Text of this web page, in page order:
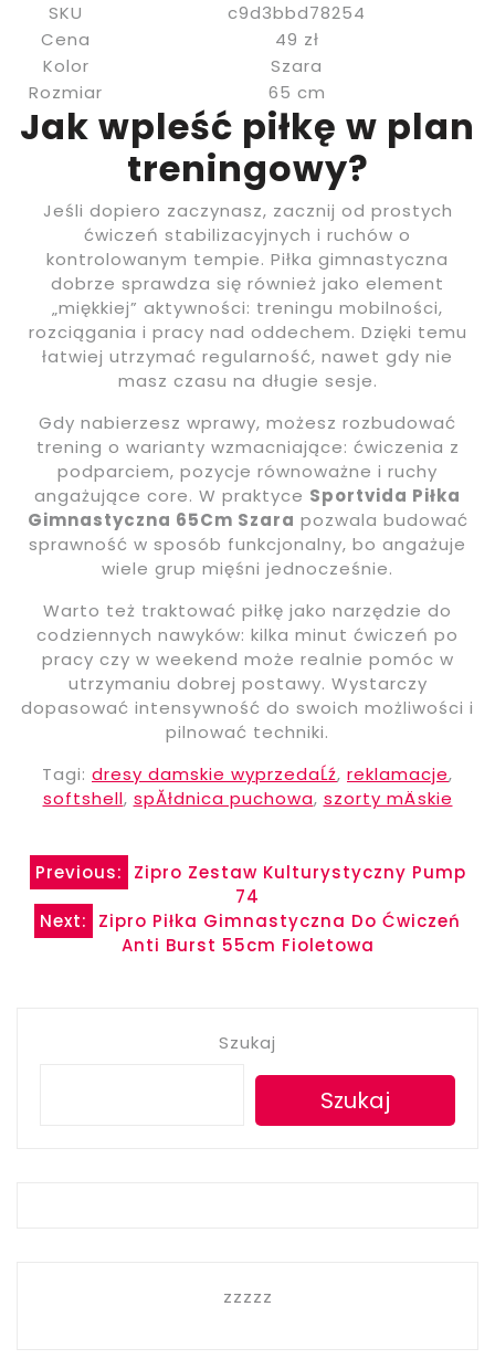
SKU
c9d3bbd78254
Cena
49 zł
Kolor
Szara
Rozmiar
65 cm
Jak wpleść piłkę w plan
treningowy?
Jeśli dopiero zaczynasz, zacznij od prostych
ćwiczeń stabilizacyjnych i ruchów o
kontrolowanym tempie. Piłka gimnastyczna
dobrze sprawdza się również jako element
„miękkiej” aktywności: treningu mobilności,
rozciągania i pracy nad oddechem. Dzięki temu
łatwiej utrzymać regularność, nawet gdy nie
masz czasu na długie sesje.
Gdy nabierzesz wprawy, możesz rozbudować
trening o warianty wzmacniające: ćwiczenia z
podparciem, pozycje równoważne i ruchy
angażujące core. W praktyce Sportvida Piłka
Gimnastyczna 65Cm Szara pozwala budować
sprawność w sposób funkcjonalny, bo angażuje
wiele grup mięśni jednocześnie.
Warto też traktować piłkę jako narzędzie do
codziennych nawyków: kilka minut ćwiczeń po
pracy czy w weekend może realnie pomóc w
utrzymaniu dobrej postawy. Wystarczy
dopasować intensywność do swoich możliwości i
pilnować techniki.
Tagi: dresy damskie wyprzedaĹź, reklamacje,
softshell, spĂłdnica puchowa, szorty mÄskie
Nawigacja
wpisu
Previous:
Zipro Zestaw Kulturystyczny Pump
74
Next:
Zipro Piłka Gimnastyczna Do Ćwiczeń
Anti Burst 55cm Fioletowa
Szukaj
Szukaj
zzzzz